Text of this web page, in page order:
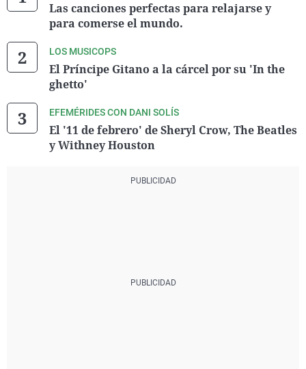
Las canciones perfectas para relajarse y
para comerse el mundo.
LOS MUSICOPS
El Príncipe Gitano a la cárcel por su 'In the
ghetto'
EFEMÉRIDES CON DANI SOLÍS
El '11 de febrero' de Sheryl Crow, The Beatles
y Withney Houston